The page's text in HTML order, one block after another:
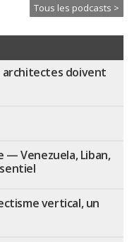
Tous les podcasts >
doivent
— Venezuela, Liban,
vertical, un